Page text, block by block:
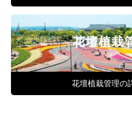
花壇植栽
花壇植栽管理の